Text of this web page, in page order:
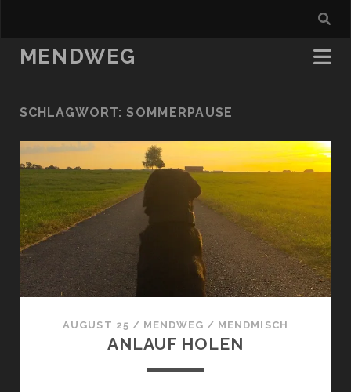
MENDWEG
SCHLAGWORT:SOMMERPAUSE
AUGUST 25 / MENDWEG / MENDMISCH
ANLAUF HOLEN